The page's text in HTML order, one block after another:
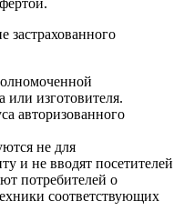
застрахованного
или изготовителя.
авторизованного
не для
и не вводят посетителей
потребителей о
соответствующих